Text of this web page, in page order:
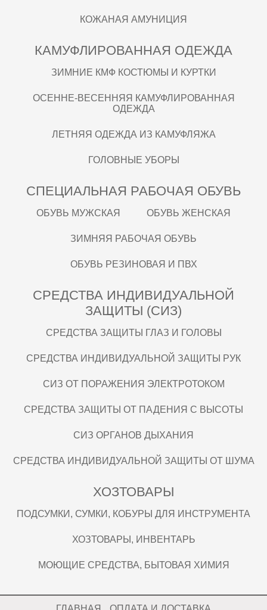
КОЖАНАЯ АМУНИЦИЯ
КАМУФЛИРОВАННАЯ ОДЕЖДА
ЗИМНИЕ КМФ КОСТЮМЫ И КУРТКИ
ОСЕННЕ-ВЕСЕННЯЯ КАМУФЛИРОВАННАЯ
ОДЕЖДА
ЛЕТНЯЯ ОДЕЖДА ИЗ КАМУФЛЯЖА
ГОЛОВНЫЕ УБОРЫ
СПЕЦИАЛЬНАЯ РАБОЧАЯ ОБУВЬ
ОБУВЬ МУЖСКАЯ ОБУВЬ ЖЕНСКАЯ
ЗИМНЯЯ РАБОЧАЯ ОБУВЬ
ОБУВЬ РЕЗИНОВАЯ И ПВХ
СРЕДСТВА ИНДИВИДУАЛЬНОЙ
ЗАЩИТЫ (СИЗ)
СРЕДСТВА ЗАЩИТЫ ГЛАЗ И ГОЛОВЫ
СРЕДСТВА ИНДИВИДУАЛЬНОЙ ЗАЩИТЫ РУК
СИЗ ОТ ПОРАЖЕНИЯ ЭЛЕКТРОТОКОМ
СРЕДСТВА ЗАЩИТЫ ОТ ПАДЕНИЯ С ВЫСОТЫ
СИЗ ОРГАНОВ ДЫХАНИЯ
СРЕДСТВА ИНДИВИДУАЛЬНОЙ ЗАЩИТЫ ОТ ШУМА
ХОЗТОВАРЫ
ПОДСУМКИ, СУМКИ, КОБУРЫ ДЛЯ ИНСТРУМЕНТА
ХОЗТОВАРЫ, ИНВЕНТАРЬ
МОЮЩИЕ СРЕДСТВА, БЫТОВАЯ ХИМИЯ